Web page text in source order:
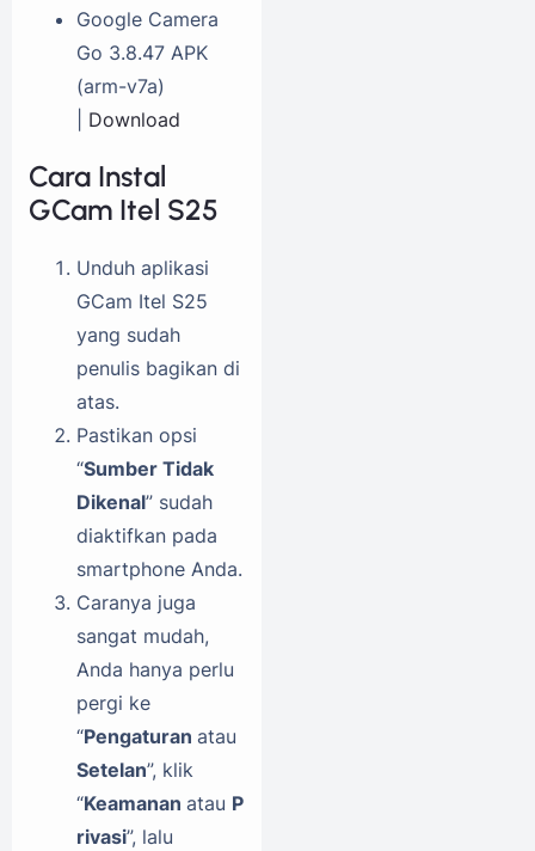
Google Camera
Go 3.8.47 APK
(arm-v7a)
Download
Cara Instal
GCam Itel S25
Unduh aplikasi
GCam Itel S25
yang sudah
penulis bagikan di
atas.
Pastikan opsi
“Sumber Tidak
Dikenal” sudah
diaktifkan pada
smartphone Anda.
Caranya juga
sangat mudah,
Anda hanya perlu
pergi ke
“Pengaturan atau
Setelan”, klik
“Keamanan atau P
rivasi”, lalu